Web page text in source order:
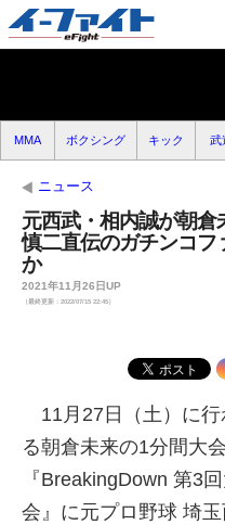
MMA ボクシング キック 武
ニュース
元西武・相内誠が朝
慎二直伝のガチンコフ
か
2021年11月26日UP
（最終更新：2022/07/15 22:45）
11月27日（土）に行
る朝倉未来の1分間大会
『BreakingDown 第3
会』に元プロ野球 埼